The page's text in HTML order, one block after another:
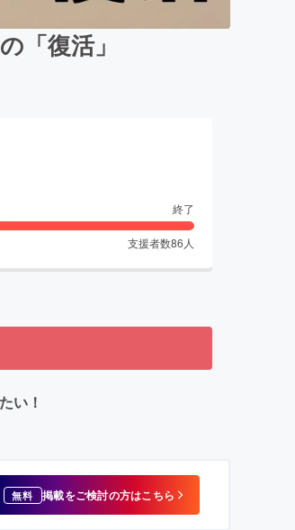
「復活」
終了
支援者数86 人
い！
無料 掲載をご検討の方はこちら